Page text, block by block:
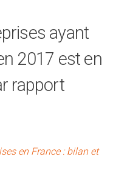
ayant
2017 est en
rapport
en France : bilan et